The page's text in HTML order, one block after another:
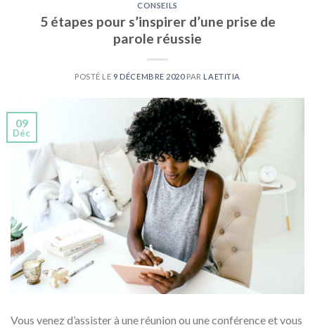
CONSEILS
5 étapes pour s’inspirer d’une prise de
parole réussie
POSTÉ LE 9 DÉCEMBRE 2020PAR LAETITIA
09
Déc
Vous venez d’assister à une réunion ou une conférence et vous